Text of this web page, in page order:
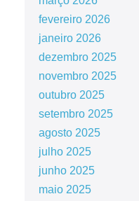
fevereiro 2026
janeiro 2026
dezembro 2025
novembro 2025
outubro 2025
setembro 2025
agosto 2025
julho 2025
junho 2025
maio 2025